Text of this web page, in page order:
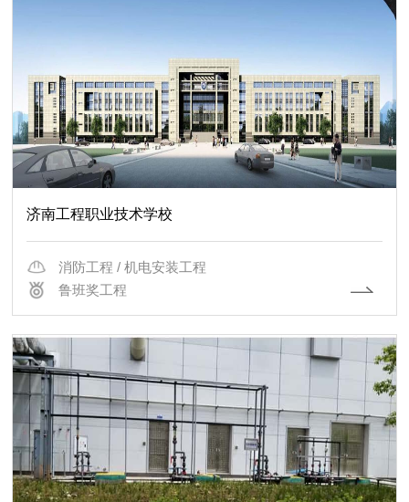
济南工程职业技术学校
消防工程 / 机电安装工程
鲁班奖工程